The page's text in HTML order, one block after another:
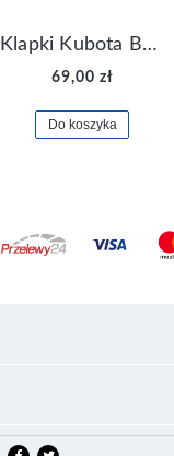
Klapki Kubota Basenowe Gel Czarne
69,00 zł
Do koszyka